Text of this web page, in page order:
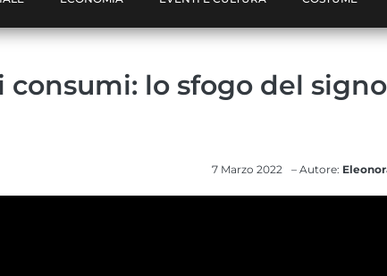
lo sfogo del
7 Marzo 2022 – Autore: